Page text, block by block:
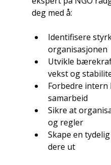
deg med å:
Identifisere
organisasjonen
Utvikle
vekst og
Forbedre
samarbeid
Sikre at
og regler
Skape en
dere ut